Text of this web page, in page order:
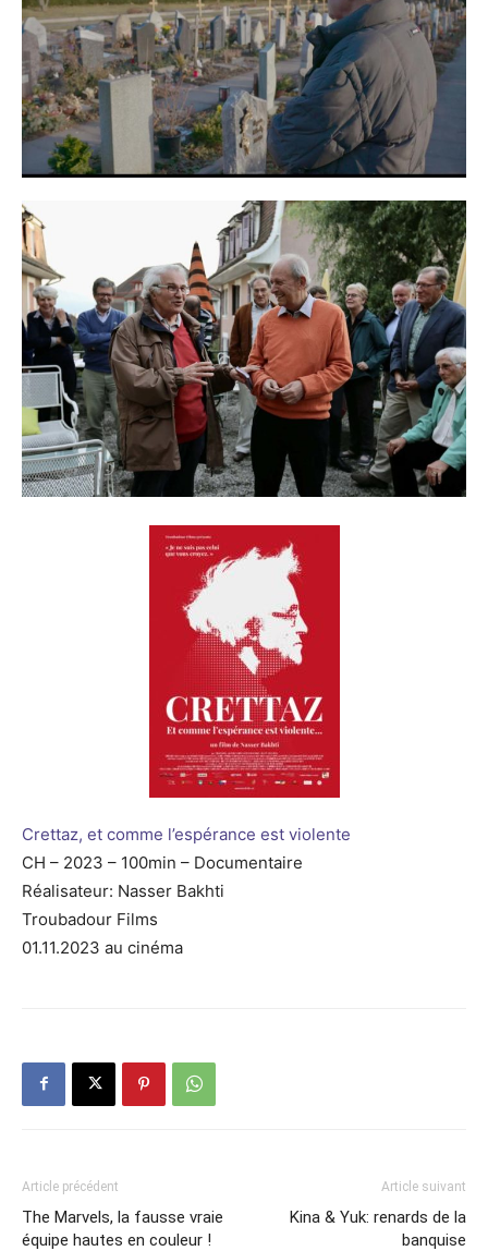
Crettaz, et comme l’espérance est violente
CH – 2023 – 100min – Documentaire
Réalisateur: Nasser Bakhti
Troubadour Films
01.11.2023 au cinéma
Article précédent
The Marvels, la fausse vraie
équipe hautes en couleur !
Article suivant
Kina & Yuk: renards de la
banquise